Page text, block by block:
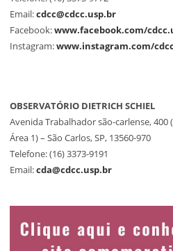
Email:cdcc@cdcc.usp.br
Facebook:www.facebook.com/
Instagram:www.instagram.com/
OBSERVATÓRIO DIETRICH SCHIEL
Avenida Trabalhador são-carlense, 400
Área 1) – São Carlos, SP, 13560-970
Telefone: (16) 3373-9191
Email:cda@cdcc.usp.br